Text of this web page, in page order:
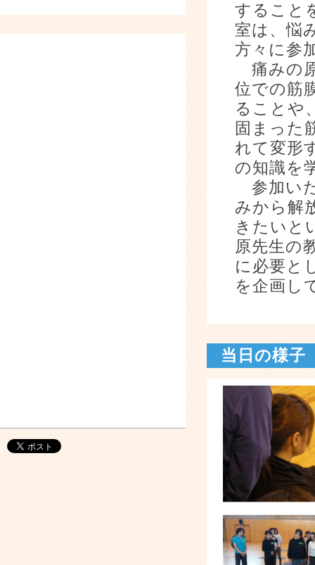
すること
室は、悩
方々に参
痛みの
位での筋
ることや
固まった
れて変形
の知識を
参加い
みから解
きたいと
原先生の
に必要と
を企画し
当日の様子